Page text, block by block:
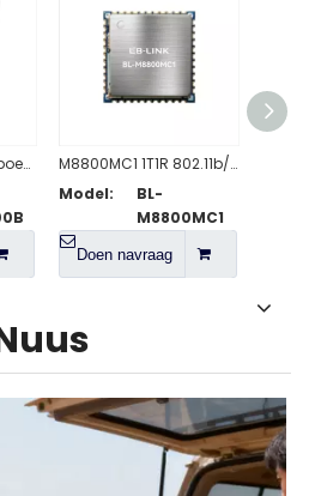
BE6500 WiFi 7 hoëspoed draadlose USB-adapter
M8800MC1 1T1R 802.11b/g/n/ax WiFi 6 + BT5.2-voldoende module
Model:
BL-
M8800MC1
Doen navraag